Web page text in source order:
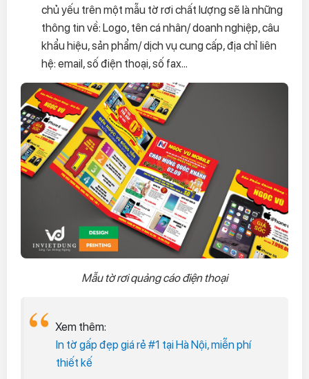
chủ yếu trên một mẫu tờ rơi chất lượng sẽ là những
thông tin về: Logo, tên cá nhân/ doanh nghiệp, câu
khẩu hiệu, sản phẩm/ dịch vụ cung cấp, địa chỉ liên
hệ: email, số điện thoại, số fax...
Mẫu tờ rơi quảng cáo điện thoại
Xem thêm:
In tờ gấp đẹp giá rẻ #1 tại Hà Nội, miễn phí
thiết kế